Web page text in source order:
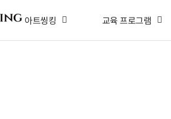
아트씽킹 교육 프로그램